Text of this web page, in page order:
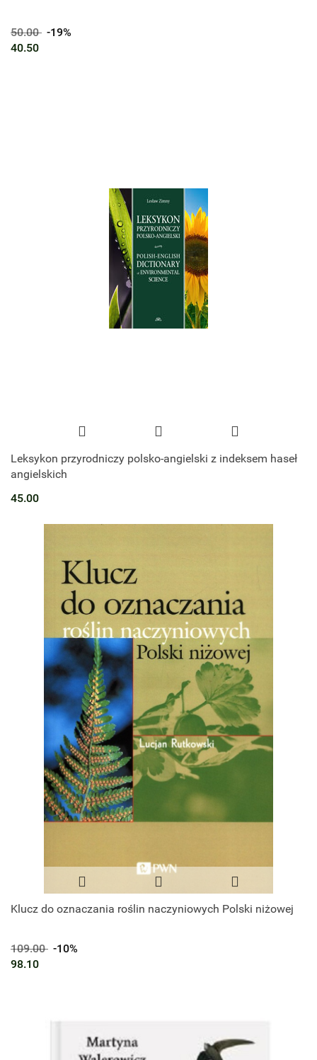
50.00 -19%
40.50
Leksykon przyrodniczy polsko-angielski z indeksem haseł
angielskich
45.00
Klucz do oznaczania roślin naczyniowych Polski niżowej
109.00 -10%
98.10